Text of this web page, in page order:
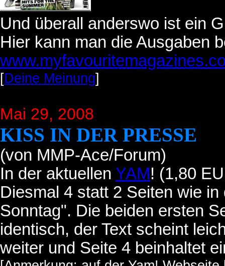
Und überall anderswo ist ein
Hier kann man die Ausgaben
[Deine Meinung]
Mai 29, 2008
KISS IN DER PRESSE
(von MMP-Ace/Forum)
In der aktuellen YAM! (1,80
Diesmal 4 statt 2 Seiten wie
Sonntag". Die beiden ersten
identisch, der Text scheint
weiter und Seite 4 beinhaltet